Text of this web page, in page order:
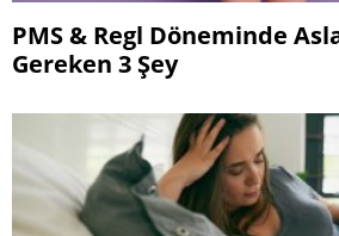
PMS & Regl Döneminde
Gereken 3 Şey